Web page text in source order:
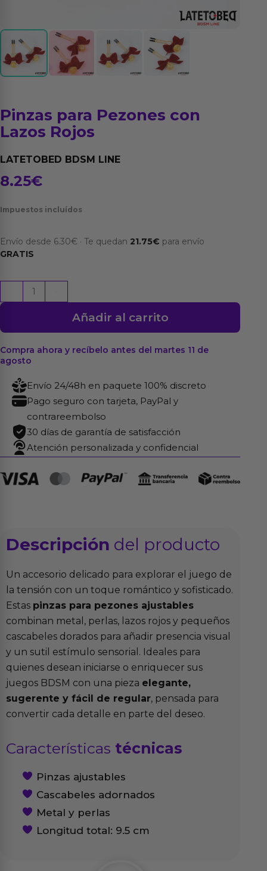
Pinzas para Pezones con
Lazos Rojos
LATETOBED BDSM LINE
8.25€
Impuestos incluídos
Envío desde 6.30€ · Te quedan 21.75€ para envío
GRATIS
para
con
Lazos
Rojos
cantidad
Añadir al carrito
Compra ahora y recíbelo antes del martes 11 de
agosto
Envío 24/48h en paquete 100% discreto
Pago seguro con tarjeta, PayPal y
contrareembolso
30 días de garantía de satisfacción
Atención personalizada y confidencial
Descripción del producto
Un accesorio delicado para explorar el juego de
la tensión con un toque romántico y sofisticado.
Estas pinzas para pezones ajustables
combinan metal, perlas, lazos rojos y pequeños
cascabeles dorados para añadir presencia visual
y un sutil estímulo sensorial. Ideales para
quienes desean iniciarse o enriquecer sus
juegos BDSM con una pieza elegante,
sugerente y fácil de regular, pensada para
convertir cada detalle en parte del deseo.
Características técnicas
Pinzas ajustables
Cascabeles adornados
Metal y perlas
Longitud total: 9.5 cm